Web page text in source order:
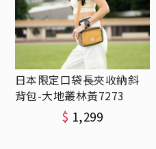
日本限定口袋長夾收納斜
背包-大地叢林黃7273
$ 1,299